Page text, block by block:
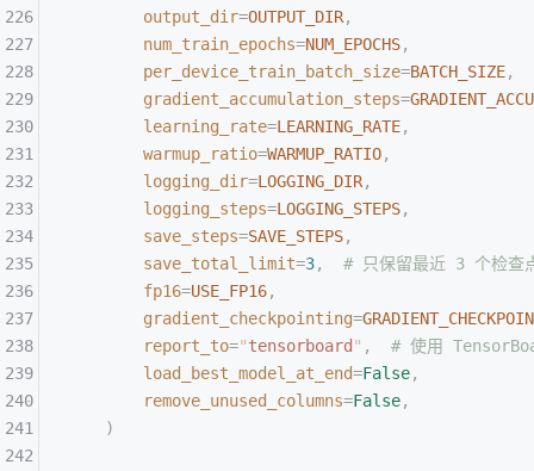
        output_dir
=OUTPUT_DIR,
        num_train_epochs
=NUM_EPOCHS,
        per_device_train_batch_size
=BATCH_SIZE,
        gradient_accumulation_steps
=
        learning_rate
=LEARNING_RATE,
        warmup_ratio
=WARMUP_RATIO,
        logging_dir
=LOGGING_DIR,
        logging_steps
=LOGGING_STEPS,
        save_steps
=SAVE_STEPS,
        save_total_limit
=3,
# 只保留最近 3 个检查
        fp16
=USE_FP16,
        gradient_checkpointing
=
        report_to
="tensorboard " ,
# 使用
        load_best_model_at_end
=False,
        remove_unused_columns
=False,
    )